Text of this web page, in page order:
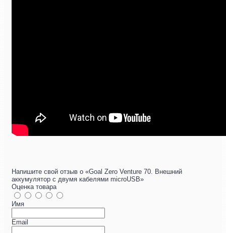
Напишите свой отзыв о «Goal Zero Venture 70. Внешний
аккумулятор c двумя кабелями microUSB»
Оценка товара
Имя
Email